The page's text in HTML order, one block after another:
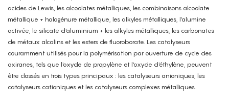
acides de Lewis, les alcoolates métalliques, les combinaisons alcoolate
métallique + halogénure métallique, les alkyles métalliques, l'alumine
activée, le silicate d'aluminium + les alkyles métalliques, les carbonates
de métaux alcalins et les esters de fluoroborate. Les catalyseurs
couramment utilisés pour la polymérisation par ouverture de cycle des
oxiranes, tels que l'oxyde de propylène et l'oxyde d'éthylène, peuvent
être classés en trois types principaux : les catalyseurs anioniques, les
catalyseurs cationiques et les catalyseurs complexes métalliques.